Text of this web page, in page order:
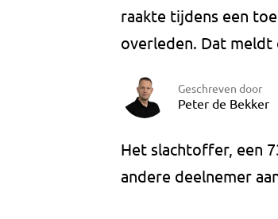
raakte tijdens een
overleden. Dat
Geschreven door
Peter de Bekker
Het slachtoffer, een
andere deelnemer